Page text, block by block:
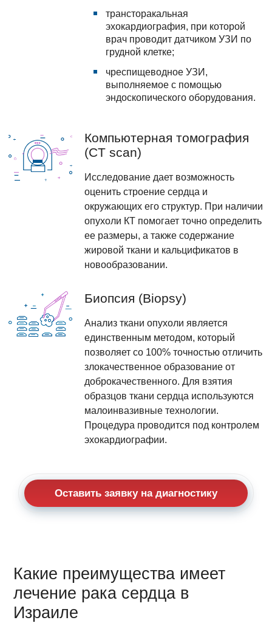
трансторакальная
эхокардиография, при которой
врач проводит датчиком УЗИ по
грудной клетке;
чреспищеводное УЗИ,
выполняемое с помощью
эндоскопического оборудования.
Компьютерная томография
(CT scan)
Исследование дает возможность
оценить строение сердца и
окружающих его структур. При наличии
опухоли КТ помогает точно определить
ее размеры, а также содержание
жировой ткани и кальцификатов в
новообразовании.
Биопсия (Biopsy)
Анализ ткани опухоли является
единственным методом, который
позволяет со 100% точностью отличить
злокачественное образование от
доброкачественного. Для взятия
образцов ткани сердца используются
малоинвазивные технологии.
Процедура проводится под контролем
эхокардиографии.
Оставить заявку на диагностику
Какие преимущества имеет
лечение рака сердца в
Израиле